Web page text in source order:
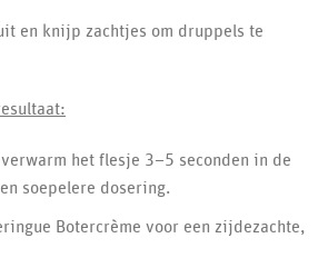
en knijp zachtjes om druppels te
het flesje 3–5 seconden in de
soepelere dosering.
Botercrème voor een zijdezachte,